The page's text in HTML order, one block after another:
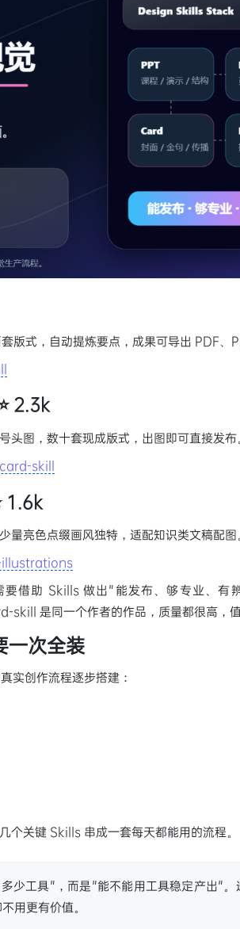
版式，自动提炼要点，成果可导出 PDF、
2.3k
图，数十套现成版式，出图即可直接发布。
skill
1.6k
亮色点缀画风独特，适配知识类文稿配图。
要借助 Skills 做出"能发布、够专业、有
是同一个作者的作品，质量都很高，值
一次全装
实创作流程逐步搭建：
个关键 Skills 串成一套每天都能用的流程。
少工具"，而是"能不能用工具稳定产出"
用更有价值。